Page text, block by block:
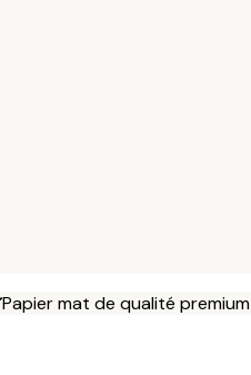
Papier mat de qualité premium